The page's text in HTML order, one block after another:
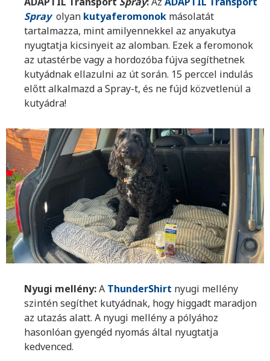
Spray olyan kutyaferomonok másolatát
tartalmazza, mint amilyennekkel az anyakutya
nyugtatja kicsinyeit az alomban. Ezek a feromonok
az utastérbe vagy a hordozóba fújva segíthetnek
kutyádnak ellazulni az út során. 15 perccel indulás
előtt alkalmazd a Spray-t, és ne fújd közvetlenül a
kutyádra!
Nyugi mellény:A ThunderShirt nyugi mellény
szintén segíthet kutyádnak, hogy higgadt maradjon
az utazás alatt. A nyugi mellény a pólyához
hasonlóan gyengéd nyomás által nyugtatja
kedvenced.